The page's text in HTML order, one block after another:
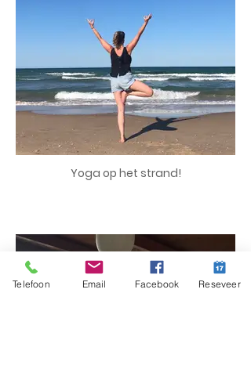
Yoga op het strand!
Telefoon Email Facebook Reseveer